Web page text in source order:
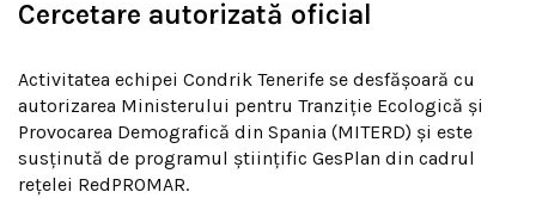
Cercetare autorizată oficial
Activitatea echipei Condrik Tenerife se desfășoară cu
autorizarea Ministerului pentru Tranziție Ecologică și
Provocarea Demografică din Spania (MITERD) și este
susținută de programul științific GesPlan din cadrul
rețelei RedPROMAR.